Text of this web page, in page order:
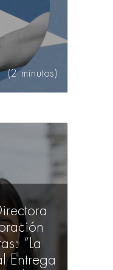
(2 minutos)
“La
Entrega